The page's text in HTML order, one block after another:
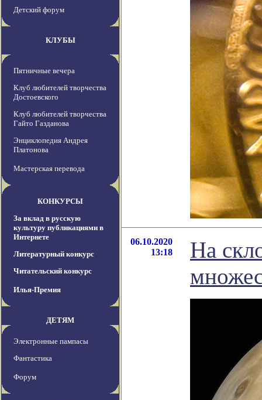
Детский форум
КЛУБЫ
Пятничные вечера
Клуб любителей творчества
Достоевского
Клуб любителей творчества
Гайто Газданова
Энциклопедия Андрея
Платонова
Мастерская перевода
КОНКУРСЫ
За вклад в русскую
культуру публикациями в
Интернете
Литературный конкурс
Читательский конкурс
Илья-Премия
ДЕТЯМ
Электронные пампасы
Фантастика
Форум
06.10.2020
13:18
На